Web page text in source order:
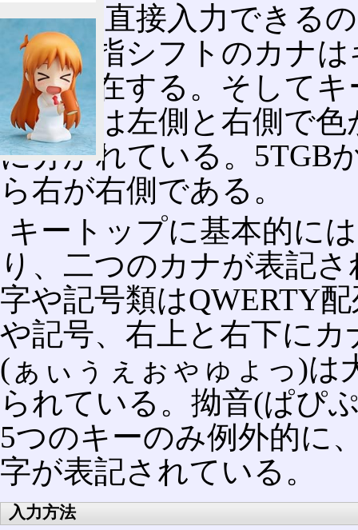
カナを直接入力できる
が、親指シフトのカナ
ーに存在する。そして
のキーは左側と右側で
に分かれている。5TGB
ら右が右側である。
キートップに基本的に
り、二つのカナが表記
字や記号類はQWERTY
や記号、右上と右下に
(ぁぃぅぇぉゃゅょっ)は
られている。拗音(ぱぴ
5つのキーのみ例外的に
字が表記されている。
入力方法